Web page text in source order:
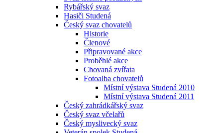
Rybářský svaz
Hasiči Studená
Český svaz chovatelů
Historie
Členové
Připravované akce
Proběhlé akce
Chovaná zvířata
Fotoalba chovatelů
Místní výstava Studená 2010
Místní výstava Studená 2011
Český zahrádkářský svaz
Český svaz včelařů
Český myslivecký svaz